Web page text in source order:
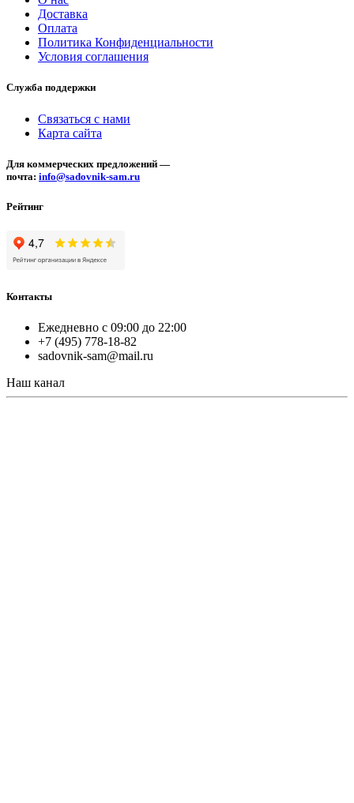
Доставка
Оплата
Политика Конфиденциальности
Условия соглашения
Служба поддержки
Связаться с нами
Карта сайта
Для коммерческих предложений —
почта: info@sadovnik-sam.ru
Рейтинг
Контакты
Ежедневно с 09:00 до 22:00
+7 (495) 778-18-82
sadovnik-sam@mail.ru
Наш канал